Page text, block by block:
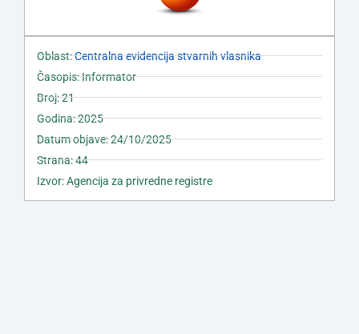
Oblast:Centralna evidencija stvarnih vlasnika
Časopis: Informator
Broj: 21
Godina: 2025
Datum objave: 24/10/2025
Strana: 44
Izvor: Agencija za privredne registre